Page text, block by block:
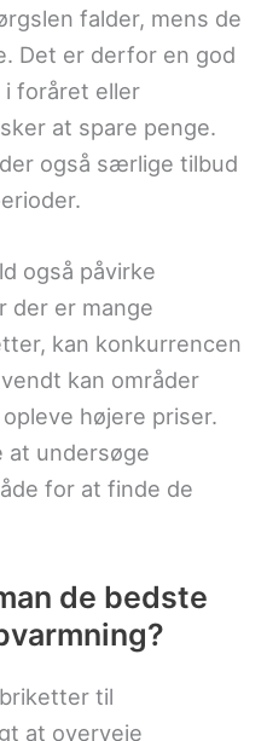
falder, mens de
Det er derfor en god
foråret eller
at spare penge.
også særlige tilbud
også påvirke
der er mange
kan konkurrencen
kan områder
højere priser.
at undersøge
for at finde de
de bedste
til
at overveje